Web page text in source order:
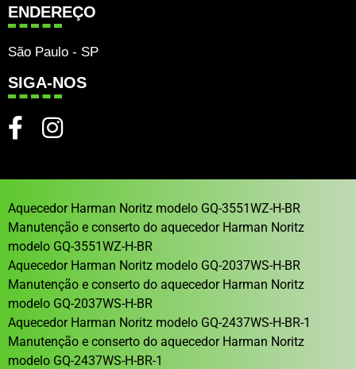
ENDEREÇO
São Paulo - SP
SIGA-NOS
Aquecedor Harman Noritz modelo GQ-3551WZ-H-BR
Manutenção e conserto do aquecedor Harman Noritz
modelo GQ-3551WZ-H-BR
Aquecedor Harman Noritz modelo GQ-2037WS-H-BR
Manutenção e conserto do aquecedor Harman Noritz
modelo GQ-2037WS-H-BR
Aquecedor Harman Noritz modelo GQ-2437WS-H-BR-1
Manutenção e conserto do aquecedor Harman Noritz
modelo GQ-2437WS-H-BR-1